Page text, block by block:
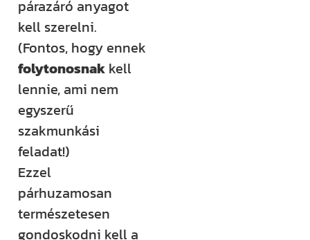
párazáró anyagot
kell szerelni.
(Fontos, hogy ennek
folytonosnak kell
lennie, ami nem
egyszerű
szakmunkási
feladat!)
Ezzel
párhuzamosan
természetesen
gondoskodni kell a